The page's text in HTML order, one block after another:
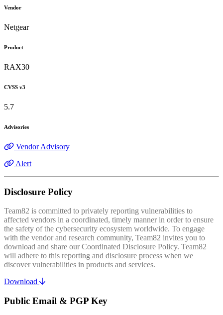
Vendor
Netgear
Product
RAX30
CVSS v3
5.7
Advisories
Vendor Advisory
Alert
Disclosure Policy
Team82 is committed to privately reporting vulnerabilities to
affected vendors in a coordinated, timely manner in order to ensure
the safety of the cybersecurity ecosystem worldwide. To engage
with the vendor and research community, Team82 invites you to
download and share our Coordinated Disclosure Policy. Team82
will adhere to this reporting and disclosure process when we
discover vulnerabilities in products and services.
Download
Public Email & PGP Key